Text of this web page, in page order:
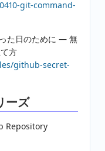
git-command-
た日のために — 無
方
github-secret-
ーズ
Repository